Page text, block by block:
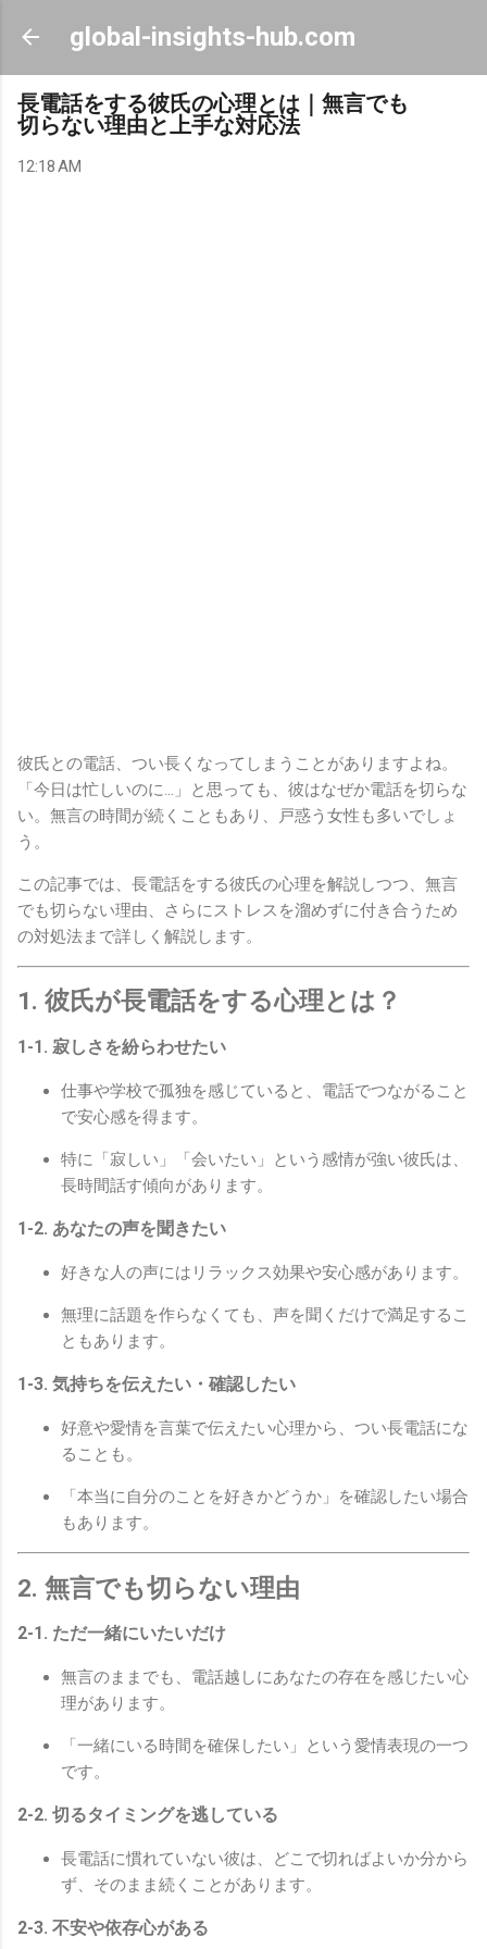
Skip to main content
global-insights-hub.com
長電話をする彼氏の心理とは｜無言でも
切らない理由と上手な対応法
12:18 AM
彼氏との電話、つい長くなってしまうことがありますよね。
「今日は忙しいのに…」と思っても、彼はなぜか電話を切らな
い。無言の時間が続くこともあり、戸惑う女性も多いでしょ
う。
この記事では、長電話をする彼氏の心理を解説しつつ、無言
でも切らない理由、さらにストレスを溜めずに付き合うため
の対処法まで詳しく解説します。
1. 彼氏が長電話をする心理とは？
1-1. 寂しさを紛らわせたい
仕事や学校で孤独を感じていると、電話でつながること
で安心感を得ます。
特に「寂しい」「会いたい」という感情が強い彼氏は、
長時間話す傾向があります。
1-2. あなたの声を聞きたい
好きな人の声にはリラックス効果や安心感があります。
無理に話題を作らなくても、声を聞くだけで満足するこ
ともあります。
1-3. 気持ちを伝えたい・確認したい
好意や愛情を言葉で伝えたい心理から、つい長電話にな
ることも。
「本当に自分のことを好きかどうか」を確認したい場合
もあります。
2. 無言でも切らない理由
2-1. ただ一緒にいたいだけ
無言のままでも、電話越しにあなたの存在を感じたい心
理があります。
「一緒にいる時間を確保したい」という愛情表現の一つ
です。
2-2. 切るタイミングを逃している
長電話に慣れていない彼は、どこで切ればよいか分から
ず、そのまま続くことがあります。
2-3. 不安や依存心がある